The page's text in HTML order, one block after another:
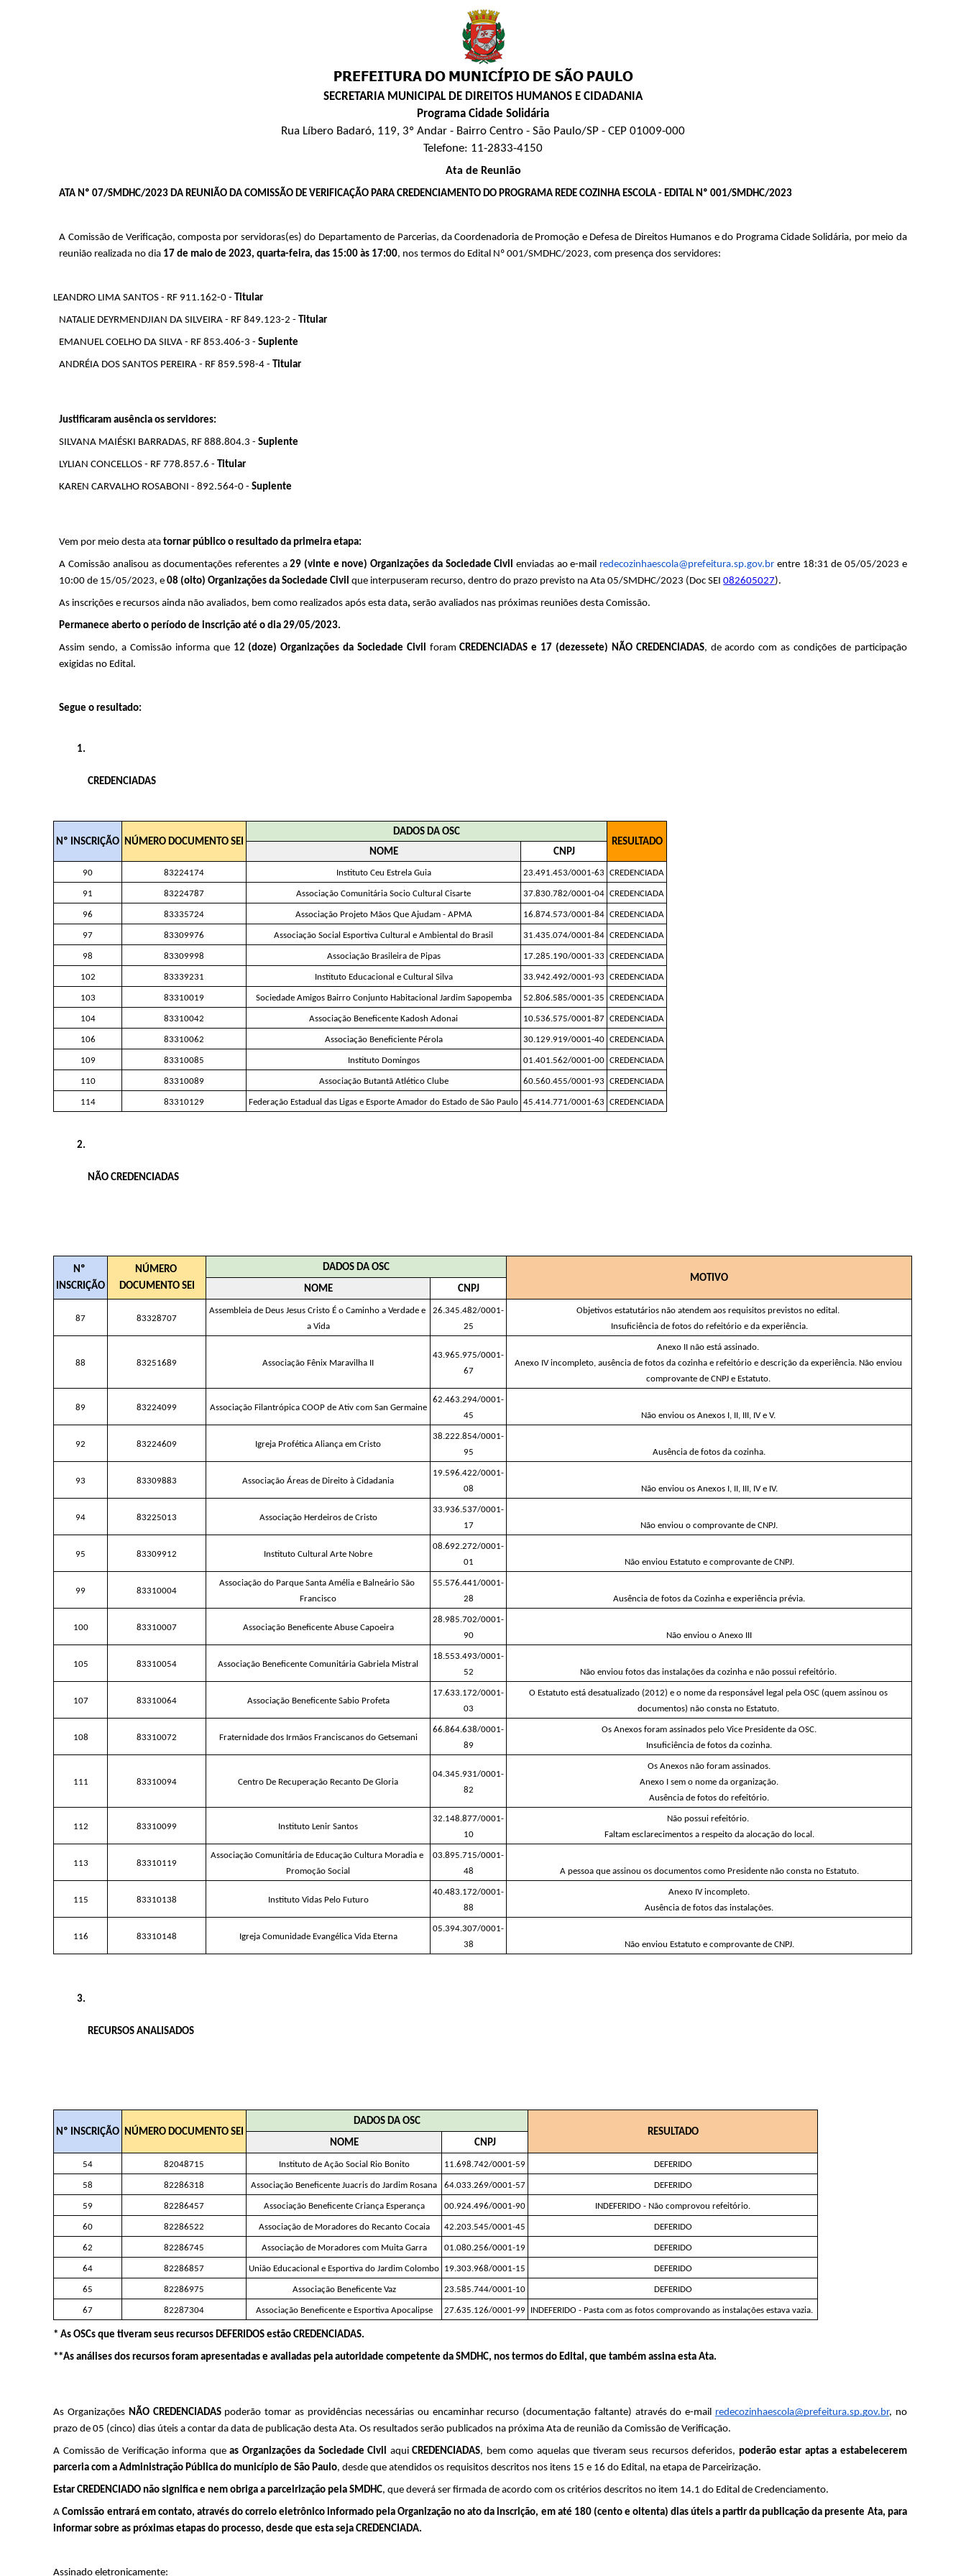
SECRETARIA MUNICIPAL DE DIREITOS HUMANOS E CIDADANIA
Programa Cidade Solidária
Rua Líbero Badaró, 119, 3º Andar - Bairro Centro - São Paulo/SP - CEP 01009-000
Telefone: 11-2833-4150
Ata de Reunião
ATA Nº 07/SMDHC/2023 DA REUNIÃO DA COMISSÃO DE VERIFICAÇÃO PARA CREDENCIAMENTO DO PROGRAMA REDE COZINHA ESCOLA - EDITAL Nº 001/SMDHC/2023
A Comissão de Verificação, composta por servidoras(es) do Departamento de Parcerias, da Coordenadoria de Promoção e Defesa de Direitos Humanos e do Programa Cidade Solidária, por meio da
reunião realizada no dia 17 de maio de 2023, quarta-feira, das 15:00 às 17:00, nos termos do Edital Nº 001/SMDHC/2023, com presença dos servidores:
LEANDRO LIMA SANTOS - RF 911.162-0 - Titular
NATALIE DEYRMENDJIAN DA SILVEIRA - RF 849.123-2 - Titular
EMANUEL COELHO DA SILVA - RF 853.406-3 - Suplente
ANDRÉIA DOS SANTOS PEREIRA - RF 859.598-4 - Titular
Justificaram ausência os servidores:
SILVANA MAIÉSKI BARRADAS, RF 888.804.3 - Suplente
LYLIAN CONCELLOS - RF 778.857.6 - Titular
KAREN CARVALHO ROSABONI - 892.564-0 - Suplente
Vem por meio desta ata tornar público o resultado da primeira etapa:
A Comissão analisou as documentações referentes a 29 (vinte e nove) Organizações da Sociedade Civil enviadas ao e-mail redecozinhaescola@prefeitura.sp.gov.br entre 18:31 de 05/05/2023 e
10:00 de 15/05/2023, e 08 (oito) Organizações da Sociedade Civil que interpuseram recurso, dentro do prazo previsto na Ata 05/SMDHC/2023 (Doc SEI 082605027).
As inscrições e recursos ainda não avaliados, bem como realizados após esta data, serão avaliados nas próximas reuniões desta Comissão.
Permanece aberto o período de inscrição até o dia 29/05/2023.
Assim sendo, a Comissão informa que 12 (doze) Organizações da Sociedade Civil foram CREDENCIADAS e 17 (dezessete) NÃO CREDENCIADAS, de acordo com as condições de participação
exigidas no Edital.
Segue o resultado:
CREDENCIADAS
Nº INSCRIÇÃO NÚMERO DOCUMENTO SEI
DADOS DA OSC
RESULTADO
NOME
CNPJ
90 83224174 Instituto Ceu Estrela Guia 23.491.453/0001-63 CREDENCIADA
91 83224787 Associação Comunitária Socio Cultural Cisarte 37.830.782/0001-04 CREDENCIADA
96 83335724 Associação Projeto Mãos Que Ajudam - APMA 16.874.573/0001-84 CREDENCIADA
97 83309976 Associação Social Esportiva Cultural e Ambiental do Brasil 31.435.074/0001-84 CREDENCIADA
98 83309998 Associação Brasileira de Pipas 17.285.190/0001-33 CREDENCIADA
102 83339231 Instituto Educacional e Cultural Silva 33.942.492/0001-93 CREDENCIADA
103 83310019 Sociedade Amigos Bairro Conjunto Habitacional Jardim Sapopemba 52.806.585/0001-35 CREDENCIADA
104 83310042 Associação Beneficente Kadosh Adonai 10.536.575/0001-87 CREDENCIADA
106 83310062 Associação Beneficiente Pérola 30.129.919/0001-40 CREDENCIADA
109 83310085 Instituto Domingos 01.401.562/0001-00 CREDENCIADA
110 83310089 Associação Butantã Atlético Clube 60.560.455/0001-93 CREDENCIADA
114 83310129 Federação Estadual das Ligas e Esporte Amador do Estado de São Paulo 45.414.771/0001-63 CREDENCIADA
NÃO CREDENCIADAS
Nº
INSCRIÇÃO
NÚMERO
DOCUMENTO SEI
DADOS DA OSC
MOTIVO
NOME
CNPJ
87 83328707
Assembleia de Deus Jesus Cristo É o Caminho a Verdade e
a Vida
26.345.482/0001-
25
Objetivos estatutários não atendem aos requisitos previstos no edital.
Insuficiência de fotos do refeitório e da experiência.
88 83251689 Associação Fênix Maravilha II
43.965.975/0001-
67
Anexo II não está assinado.
Anexo IV incompleto, ausência de fotos da cozinha e refeitório e descrição da experiência. Não enviou
comprovante de CNPJ e Estatuto.
89 83224099 Associação Filantrópica COOP de Ativ com San Germaine
62.463.294/0001-
45
Não enviou os Anexos I, II, III, IV e V.
92 83224609 Igreja Profética Aliança em Cristo
38.222.854/0001-
95
Ausência de fotos da cozinha.
93 83309883 Associação Áreas de Direito à Cidadania
19.596.422/0001-
08
Não enviou os Anexos I, II, III, IV e IV.
94 83225013 Associação Herdeiros de Cristo
33.936.537/0001-
17
Não enviou o comprovante de CNPJ.
95 83309912 Instituto Cultural Arte Nobre
08.692.272/0001-
01
Não enviou Estatuto e comprovante de CNPJ.
99 83310004
Associação do Parque Santa Amélia e Balneário São
Francisco
55.576.441/0001-
28
Ausência de fotos da Cozinha e experiência prévia.
100 83310007 Associação Beneficente Abuse Capoeira
28.985.702/0001-
90
Não enviou o Anexo III
105 83310054 Associação Beneficente Comunitária Gabriela Mistral
18.553.493/0001-
52
Não enviou fotos das instalações da cozinha e não possui refeitório.
107 83310064 Associação Beneficente Sabio Profeta
17.633.172/0001-
03
O Estatuto está desatualizado (2012) e o nome da responsável legal pela OSC (quem assinou os
documentos) não consta no Estatuto.
108 83310072 Fraternidade dos Irmãos Franciscanos do Getsemani
66.864.638/0001-
89
Os Anexos foram assinados pelo Vice Presidente da OSC.
Insuficiência de fotos da cozinha.
111 83310094 Centro De Recuperação Recanto De Gloria
04.345.931/0001-
82
Os Anexos não foram assinados.
Anexo I sem o nome da organização.
Ausência de fotos do refeitório.
112 83310099 Instituto Lenir Santos
32.148.877/0001-
10
Não possui refeitório.
Faltam esclarecimentos a respeito da alocação do local.
113 83310119
Associação Comunitária de Educação Cultura Moradia e
Promoção Social
03.895.715/0001-
48
A pessoa que assinou os documentos como Presidente não consta no Estatuto.
115 83310138 Instituto Vidas Pelo Futuro
40.483.172/0001-
88
Anexo IV incompleto.
Ausência de fotos das instalações.
116 83310148 Igreja Comunidade Evangélica Vida Eterna
05.394.307/0001-
38
Não enviou Estatuto e comprovante de CNPJ.
RECURSOS ANALISADOS
Nº INSCRIÇÃO NÚMERO DOCUMENTO SEI
DADOS DA OSC
RESULTADO
NOME
CNPJ
54 82048715 Instituto de Ação Social Rio Bonito 11.698.742/0001-59 DEFERIDO
58 82286318 Associação Beneficente Juacris do Jardim Rosana 64.033.269/0001-57 DEFERIDO
59 82286457 Associação Beneficente Criança Esperança 00.924.496/0001-90 INDEFERIDO - Não comprovou refeitório.
60 82286522 Associação de Moradores do Recanto Cocaia 42.203.545/0001-45 DEFERIDO
62 82286745 Associação de Moradores com Muita Garra 01.080.256/0001-19 DEFERIDO
64 82286857 União Educacional e Esportiva do Jardim Colombo 19.303.968/0001-15 DEFERIDO
65 82286975 Associação Beneficente Vaz 23.585.744/0001-10 DEFERIDO
67 82287304 Associação Beneficente e Esportiva Apocalipse 27.635.126/0001-99 INDEFERIDO - Pasta com as fotos comprovando as instalações estava vazia.
* As OSCs que tiveram seus recursos DEFERIDOS estão CREDENCIADAS.
**As análises dos recursos foram apresentadas e avaliadas pela autoridade competente da SMDHC, nos termos do Edital, que também assina esta Ata.
As Organizações NÃO CREDENCIADAS poderão tomar as providências necessárias ou encaminhar recurso (documentação faltante) através do e-mail redecozinhaescola@prefeitura.sp.gov.br, no
prazo de 05 (cinco) dias úteis a contar da data de publicação desta Ata. Os resultados serão publicados na próxima Ata de reunião da Comissão de Verificação.
A Comissão de Verificação informa que as Organizações da Sociedade Civil aqui CREDENCIADAS, bem como aquelas que tiveram seus recursos deferidos, poderão estar aptas a estabelecerem
parceria com a Administração Pública do município de São Paulo, desde que atendidos os requisitos descritos nos itens 15 e 16 do Edital, na etapa de Parceirização.
Estar CREDENCIADO não significa e nem obriga a parceirização pela SMDHC, que deverá ser firmada de acordo com os critérios descritos no item 14.1 do Edital de Credenciamento.
A Comissão entrará em contato, através do correio eletrônico informado pela Organização no ato da inscrição, em até 180 (cento e oitenta) dias úteis a partir da publicação da presente Ata, para
informar sobre as próximas etapas do processo, desde que esta seja CREDENCIADA.
Assinado eletronicamente: